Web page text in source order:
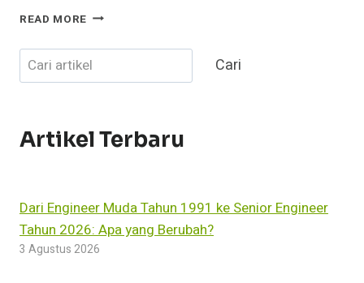
READ MORE JIHAD
21:
JIHAD
ILMU
1
DARI
Cari Cari
Artikel Terbaru
Dari Engineer Muda Tahun 1991 ke Senior Engineer
Tahun 2026: Apa yang Berubah?
3 Agustus 2026